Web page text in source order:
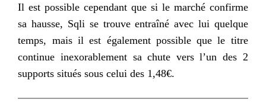
Il est possible cependant que si le marché confirme
sa hausse, Sqli se trouve entraîné avec lui quelque
temps, mais il est également possible que le titre
continue inexorablement sa chute vers l’un des 2
supports situés sous celui des 1,48€.